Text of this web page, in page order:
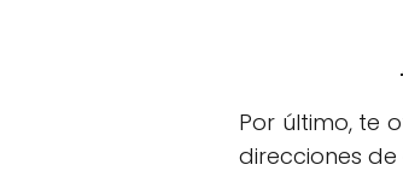
Por último, te
direcciones de